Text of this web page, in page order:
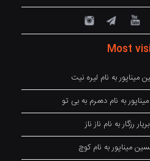
Most
به نام لیره نیت
به نام دەمرم بە بی تو
رزگار به نام ناز ناز
میناپور به نام کوچ